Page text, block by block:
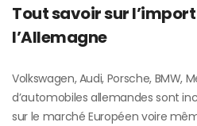
Tout savoir sur
l’Allemagne
Volkswagen, Audi, Porsche, BMW,
d’automobiles allemandes sont
sur le marché Européen voire